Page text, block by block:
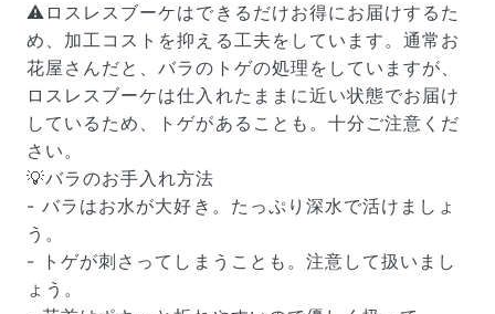
⚠️ロスレスブーケはできるだけお得にお届けするた
め、加工コストを抑える工夫をしています。通常お
花屋さんだと、バラのトゲの処理をしていますが、
ロスレスブーケは仕入れたままに近い状態でお届け
しているため、トゲがあることも。十分ご注意くだ
さい。
💡バラのお手入れ方法
- バラはお水が大好き。たっぷり深水で活けましょ
う。
- トゲが刺さってしまうことも。注意して扱いまし
ょう。